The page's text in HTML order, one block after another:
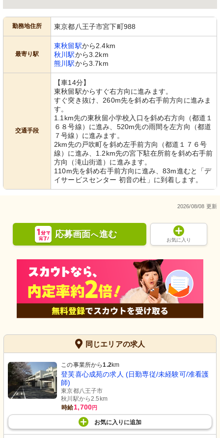
勤務地住所 東京都八王子市宮下町988
最寄り駅
東秋留駅から2.4km
秋川駅から3.2km
熊川駅から3.7km
交通手段
【車14分】
東秋留駅からすぐ右方向に進みます。
すぐ突き抜け、260m先を斜め右手前方向に進みま
す。
1.1km先の東秋留小学校入口を斜め右方向（都道１
６８号線）に進み、520m先の雨間を左方向（都道
７号線）に進みます。
2km先の戸吹町を斜め左手前方向（都道１７６号
線）に進み、1.2km先の宮下駐在所前を斜め右手前
方向（滝山街道）に進みます。
110m先を斜め右手前方向に進み、83m進むと「デ
イサービスセンター 初音の杜」に到着します。
2026/08/08 更新
応募画面へ進む
お気に入り
同じエリアの求人
この事業所から1.2km
登芙喜心成苑の求人 (日勤専従/未経験可/准看護
師)
東京都八王子市
秋川駅から2.5km
時給1,700円
お気に入り に追加